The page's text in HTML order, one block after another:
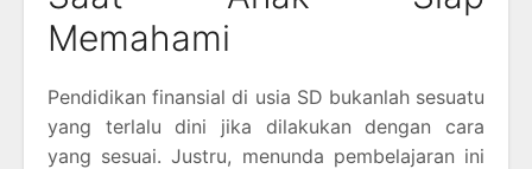
Memahami
Pendidikan finansial di usia SD bukanlah sesuatu
yang terlalu dini jika dilakukan dengan cara
yang sesuai. Justru, menunda pembelajaran ini